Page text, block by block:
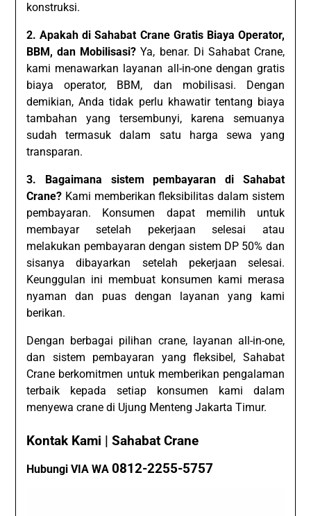
konstruksi.
2. Apakah di Sahabat Crane Gratis Biaya Operator,
BBM, dan Mobilisasi? Ya, benar. Di Sahabat Crane,
kami menawarkan layanan all-in-one dengan gratis
biaya operator, BBM, dan mobilisasi. Dengan
demikian, Anda tidak perlu khawatir tentang biaya
tambahan yang tersembunyi, karena semuanya
sudah termasuk dalam satu harga sewa yang
transparan.
3. Bagaimana sistem pembayaran di Sahabat
Crane? Kami memberikan fleksibilitas dalam sistem
pembayaran. Konsumen dapat memilih untuk
membayar setelah pekerjaan selesai atau
melakukan pembayaran dengan sistem DP 50% dan
sisanya dibayarkan setelah pekerjaan selesai.
Keunggulan ini membuat konsumen kami merasa
nyaman dan puas dengan layanan yang kami
berikan.
Dengan berbagai pilihan crane, layanan all-in-one,
dan sistem pembayaran yang fleksibel, Sahabat
Crane berkomitmen untuk memberikan pengalaman
terbaik kepada setiap konsumen kami dalam
menyewa crane di Ujung Menteng Jakarta Timur.
Kontak Kami | Sahabat Crane
Hubungi VIA WA0812-2255-5757